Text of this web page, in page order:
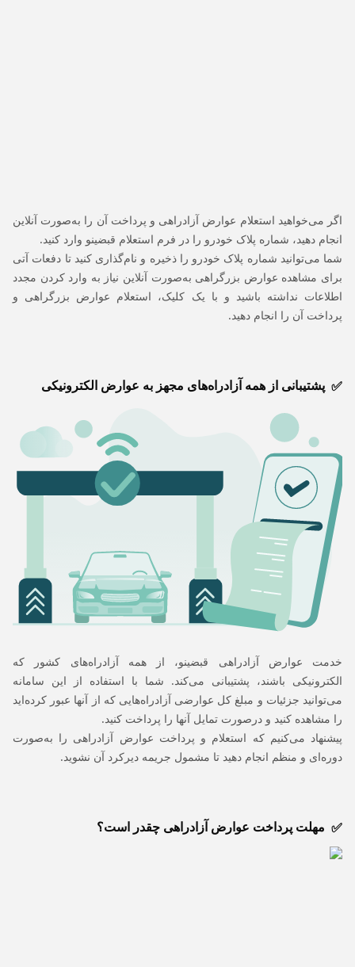
اگر می‌خواهید استعلام عوارض آزادراهی و پرداخت آن را به‌صورت آنلاین
انجام دهید، شماره پلاک خودرو را در فرم استعلام قبضینو وارد کنید.
شما می‌توانید شماره پلاک خودرو را ذخیره و نام‌گذاری کنید تا دفعات آتی
برای مشاهده عوارض بزرگراهی به‌صورت آنلاین نیاز به وارد کردن مجدد
اطلاعات نداشته باشید و با یک کلیک، استعلام عوارض بزرگراهی و
پرداخت آن را انجام دهید.
پشتیبانی از همه آزادراه‌های مجهز به عوارض الکترونیکی
خدمت عوارض آزادراهی قبضینو، از همه آزادراه‌های کشور که
الکترونیکی باشند، پشتیبانی می‌کند. شما با استفاده از این سامانه
می‌توانید جزئیات و مبلغ کل عوارضی آزادراه‌هایی که از آنها عبور کرده‌اید
را مشاهده کنید و درصورت تمایل آنها را پرداخت کنید.
پیشنهاد می‌کنیم که استعلام و پرداخت عوارض آزادراهی را به‌صورت
دوره‌ای و منظم انجام دهید تا مشمول جریمه دیرکرد آن نشوید.
مهلت پرداخت عوارض آزادراهی چقدر است؟